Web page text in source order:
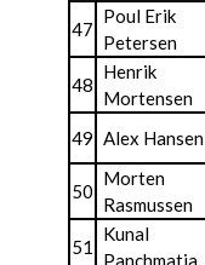
47
Poul Erik
Petersen
48
Henrik
Mortensen
49 Alex Hansen
50
Morten
Rasmussen
51
Kunal
Panchmatia